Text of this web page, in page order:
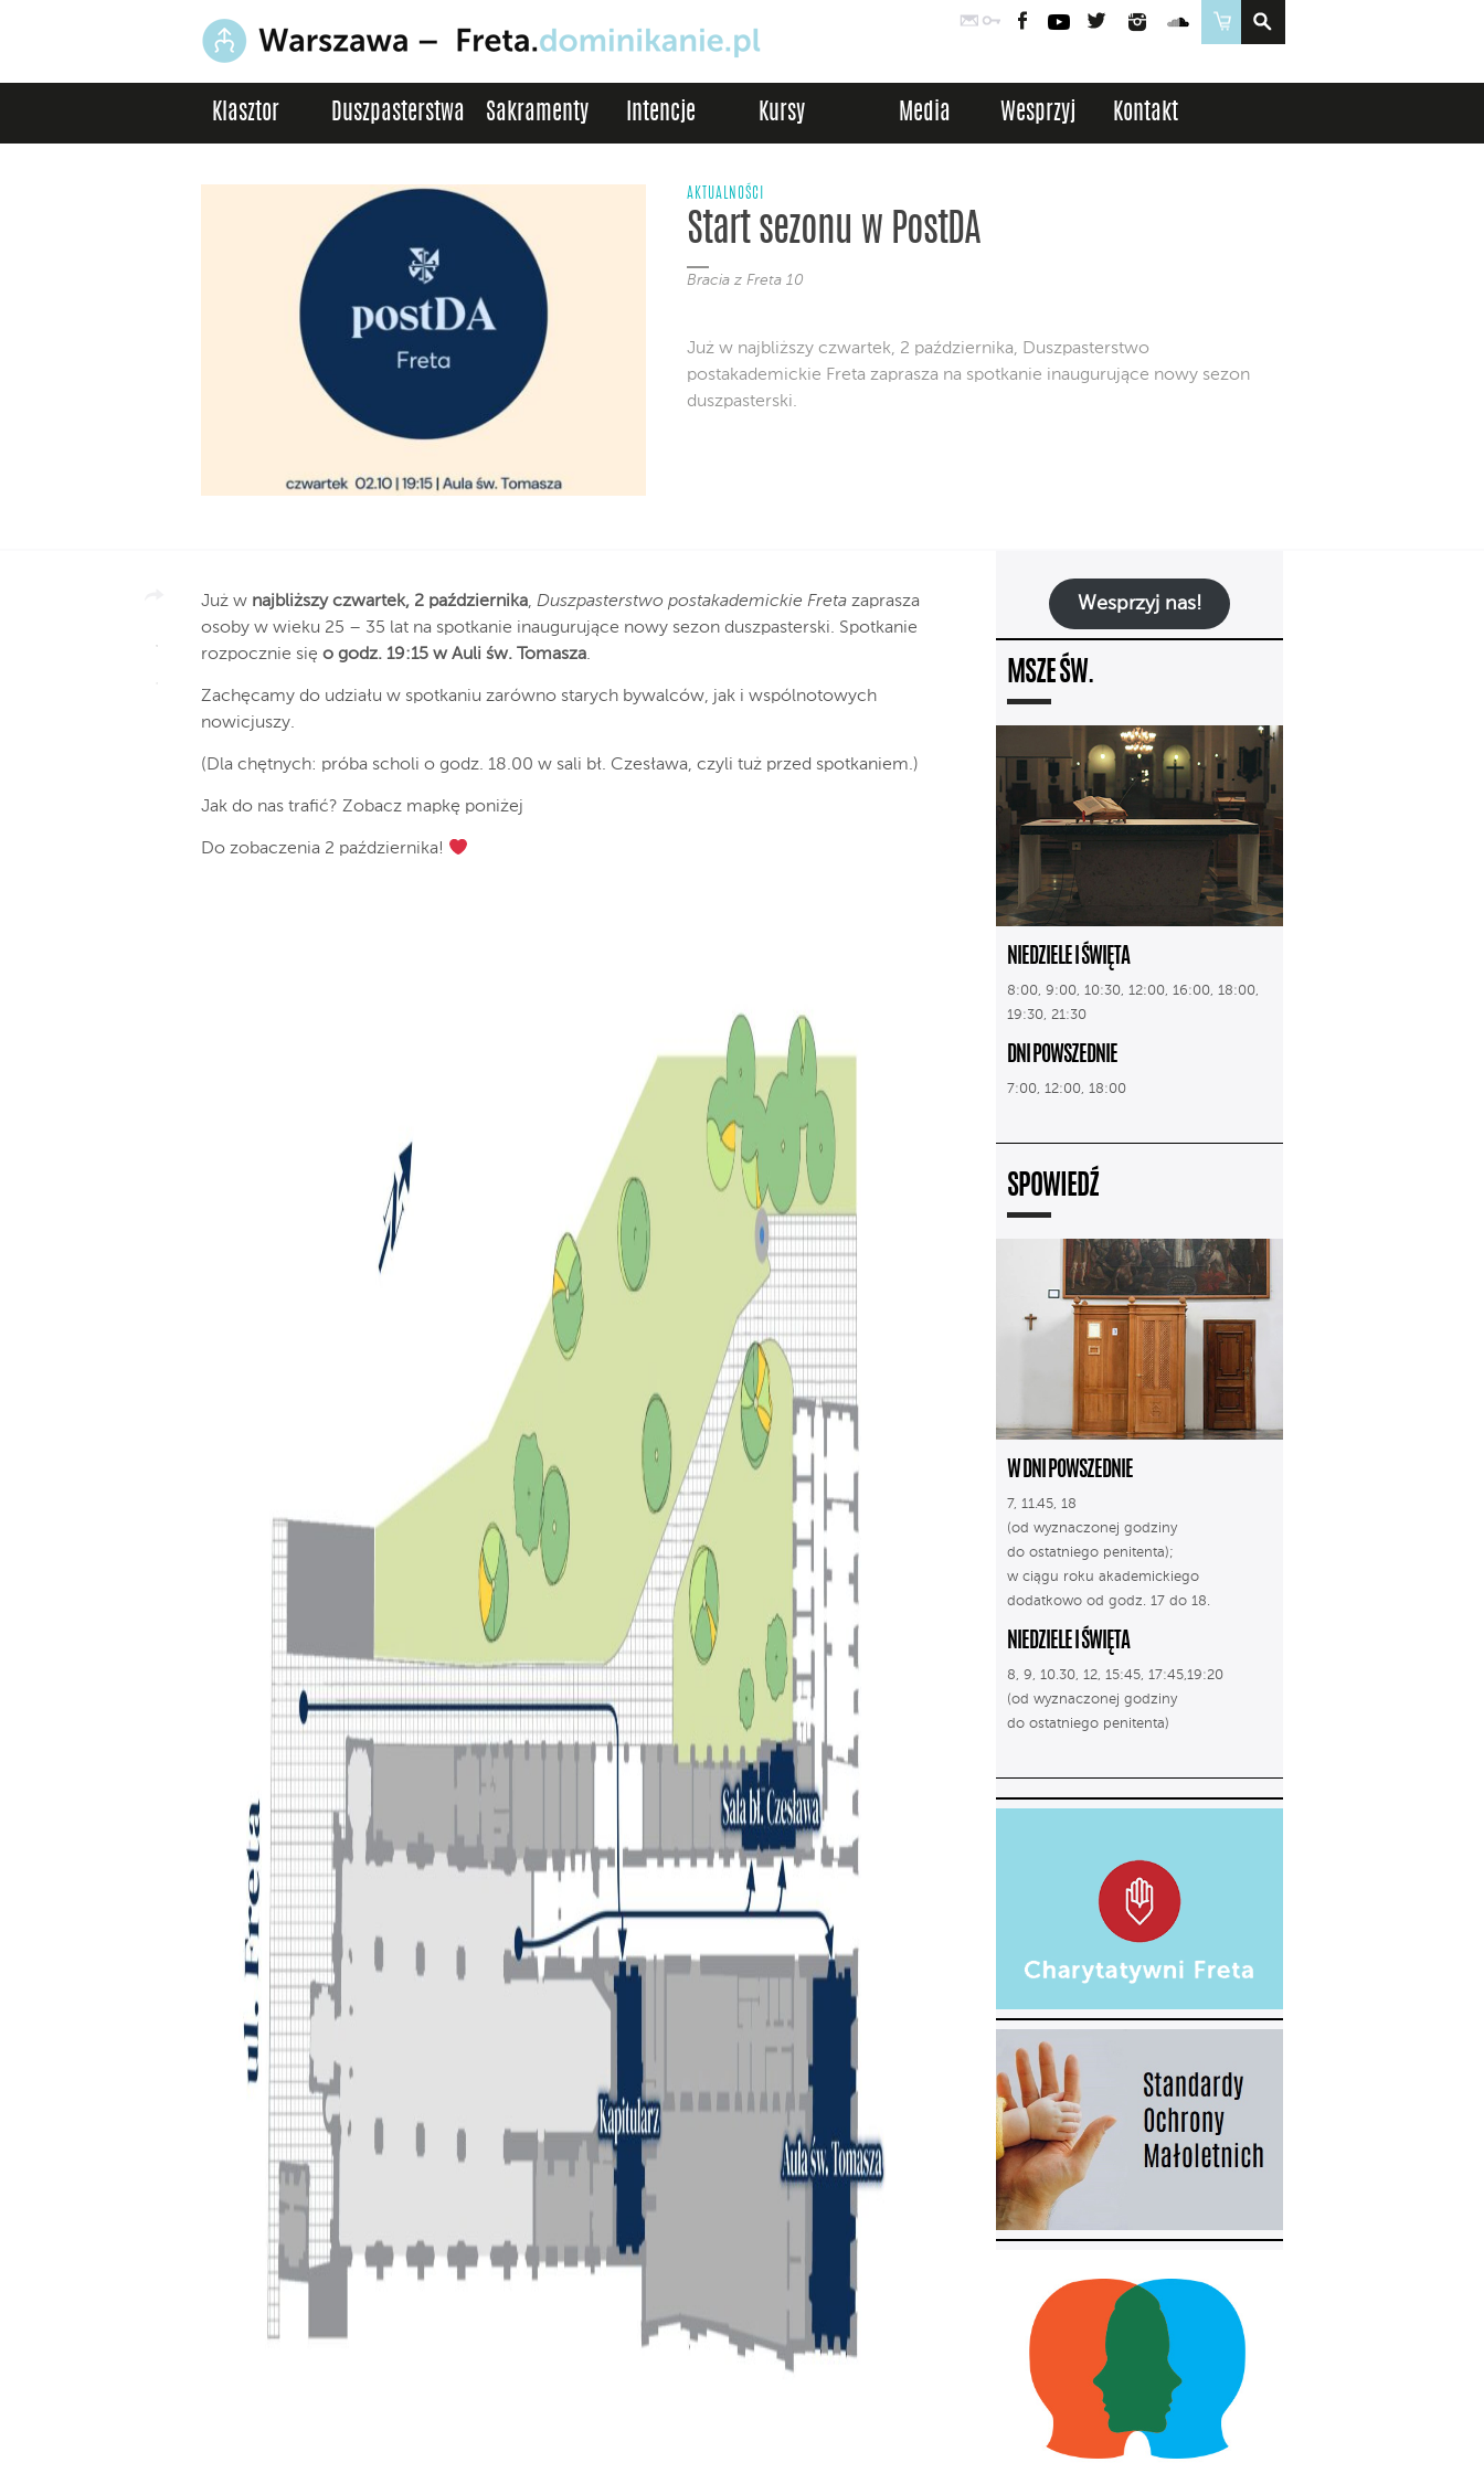
PocztaLogowanie
FacebookYouTubeTwitter InstagramSoundCloud
Sklep
Klasztor Duszpasterstwa Sakramenty Intencje Kursy Media Wesprzyj Kontakt
AKTUALNOŚCI
Start sezonu w PostDA
Bracia z Freta 10
Już w najbliższy czwartek, 2 października, Duszpasterstwo
postakademickie Freta zaprasza na spotkanie inaugurujące nowy sezon
duszpasterski.
Już w najbliższy czwartek, 2 października, Duszpasterstwo postakademickie Freta zaprasza
osoby w wieku 25 – 35 lat na spotkanie inaugurujące nowy sezon duszpasterski. Spotkanie
rozpocznie się o godz. 19:15 w Auli św. Tomasza.
Zachęcamy do udziału w spotkaniu zarówno starych bywalców, jak i wspólnotowych
nowicjuszy.
(Dla chętnych: próba scholi o godz. 18.00 w sali bł. Czesława, czyli tuż przed spotkaniem.)
Jak do nas trafić? Zobacz mapkę poniżej
Do zobaczenia 2 października!
Wesprzyj nas!
MSZE ŚW.
NIEDZIELE I ŚWIĘTA
8:00, 9:00, 10:30, 12:00, 16:00, 18:00,
19:30, 21:30
DNI POWSZEDNIE
7:00, 12:00, 18:00
SPOWIEDŹ
W DNI POWSZEDNIE
7, 11.45, 18
(od wyznaczonej godziny
do ostatniego penitenta);
w ciągu roku akademickiego
dodatkowo od godz. 17 do 18.
NIEDZIELE I ŚWIĘTA
8, 9, 10.30, 12, 15:45, 17:45,19:20
(od wyznaczonej godziny
do ostatniego penitenta)